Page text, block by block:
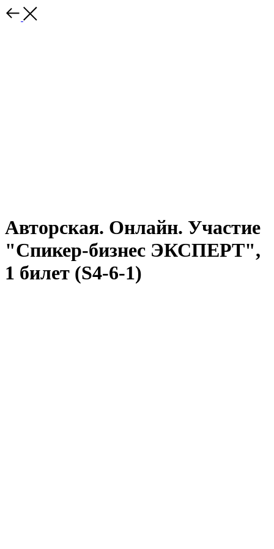
Авторская. Онлайн. Участие
"Спикер-бизнес ЭКСПЕРТ",
1 билет (S4-6-1)